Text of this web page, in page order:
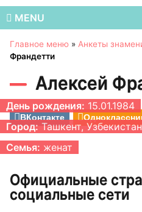
MENU
Главное меню » Анкеты
Франдетти
Алексей
ВКонтакте
День рождения: 15.01.1984
Город: Ташкент, Узбекистан
Семья: женат
Официальные
социальные сети